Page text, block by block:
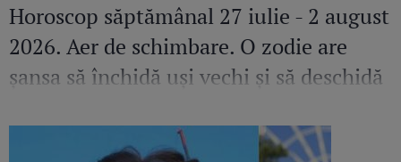
Horoscop săptămânal 27 iulie - 2 august
2026. Aer de schimbare. O zodie are
șansa să închidă uși vechi și să deschidă